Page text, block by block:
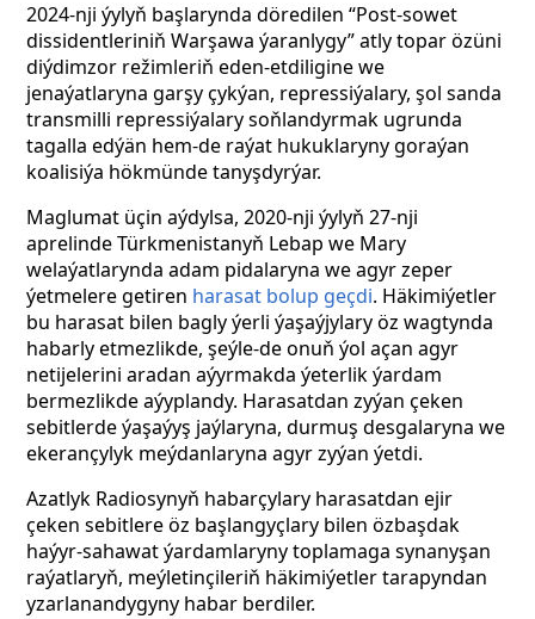
2024-nji ýylyň başlarynda döredilen “Post-sowet
dissidentleriniň Warşawa ýaranlygy” atly topar özüni
diýdimzor režimleriň eden-etdiligine we
jenaýatlaryna garşy çykýan, repressiýalary, şol sanda
transmilli repressiýalary soňlandyrmak ugrunda
tagalla edýän hem-de raýat hukuklaryny goraýan
koalisiýa hökmünde tanyşdyrýar.
Maglumat üçin aýdylsa, 2020-nji ýylyň 27-nji
aprelinde Türkmenistanyň Lebap we Mary
welaýatlarynda adam pidalaryna we agyr zeper
ýetmelere getiren harasat bolup geçdi. Häkimiýetler
bu harasat bilen bagly ýerli ýaşaýjylary öz wagtynda
habarly etmezlikde, şeýle-de onuň ýol açan agyr
netijelerini aradan aýyrmakda ýeterlik ýardam
bermezlikde aýyplandy. Harasatdan zyýan çeken
sebitlerde ýaşaýyş jaýlaryna, durmuş desgalaryna we
ekerançylyk meýdanlaryna agyr zyýan ýetdi.
Azatlyk Radiosynyň habarçylary harasatdan ejir
çeken sebitlere öz başlangyçlary bilen özbaşdak
haýyr-sahawat ýardamlaryny toplamaga synanyşan
raýatlaryň, meýletinçileriň häkimiýetler tarapyndan
yzarlanandygyny habar berdiler.